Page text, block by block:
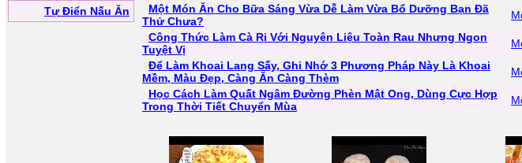
Tự Điển Nấu Ăn
Một Món Ăn Cho Bữa Sáng Vừa Dễ Làm Vừa Bổ Dưỡng Bạn Đã
Thử Chưa?
Công Thức Làm Cà Ri Với Nguyên Liệu Toàn Rau Nhưng Ngon
Tuyệt Vị
Để Làm Khoai Lang Sấy, Ghi Nhớ 3 Phương Pháp Này Là Khoai
Mềm, Màu Đẹp, Càng Ăn Càng Thèm
Học Cách Làm Quất Ngâm Đường Phèn Mật Ong, Dùng Cực Hợp
Trong Thời Tiết Chuyển Mùa